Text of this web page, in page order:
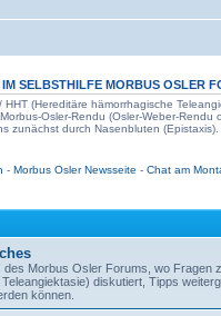
SELBSTHILFE MORBUS OSLER
(Hereditäre hämorrhagische
Osler-Rendu (Osler-Weber-
zunächst durch Nasenbluten
- Morbus Osler Newsseite - Chat am
des Morbus Osler Forums, wo Fragen
diskutiert, Tipps
können.